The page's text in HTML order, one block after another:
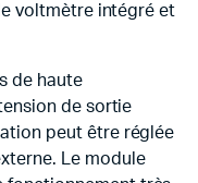
voltmètre intégré et
de haute
de sortie
peut être réglée
Le module